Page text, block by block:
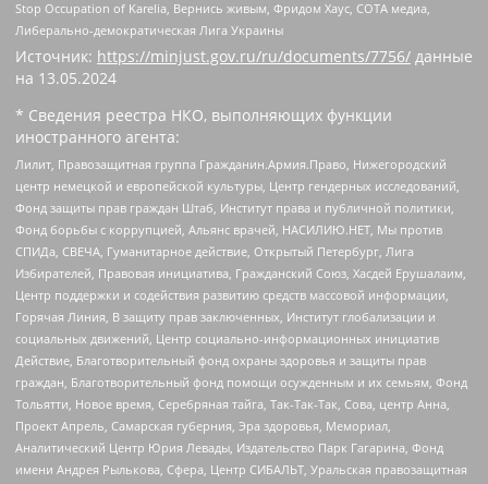
Stop Occupation of Karelia, Вернись живым, Фридом Хаус, СОТА медиа,
Либерально-демократическая Лига Украины
Источник: https://minjust.gov.ru/ru/documents/7756/ данные
на 13.05.2024
* Сведения реестра НКО, выполняющих функции
иностранного агента:
Лилит, Правозащитная группа Гражданин.Армия.Право, Нижегородский
центр немецкой и европейской культуры, Центр гендерных исследований,
Фонд защиты прав граждан Штаб, Институт права и публичной политики,
Фонд борьбы с коррупцией, Альянс врачей, НАСИЛИЮ.НЕТ, Мы против
СПИДа, СВЕЧА, Гуманитарное действие, Открытый Петербург, Лига
Избирателей, Правовая инициатива, Гражданский Союз, Хасдей Ерушалаим,
Центр поддержки и содействия развитию средств массовой информации,
Горячая Линия, В защиту прав заключенных, Институт глобализации и
социальных движений, Центр социально-информационных инициатив
Действие, Благотворительный фонд охраны здоровья и защиты прав
граждан, Благотворительный фонд помощи осужденным и их семьям, Фонд
Тольятти, Новое время, Серебряная тайга, Так-Так-Так, Сова, центр Анна,
Проект Апрель, Самарская губерния, Эра здоровья, Мемориал,
Аналитический Центр Юрия Левады, Издательство Парк Гагарина, Фонд
имени Андрея Рылькова, Сфера, Центр СИБАЛЬТ, Уральская правозащитная